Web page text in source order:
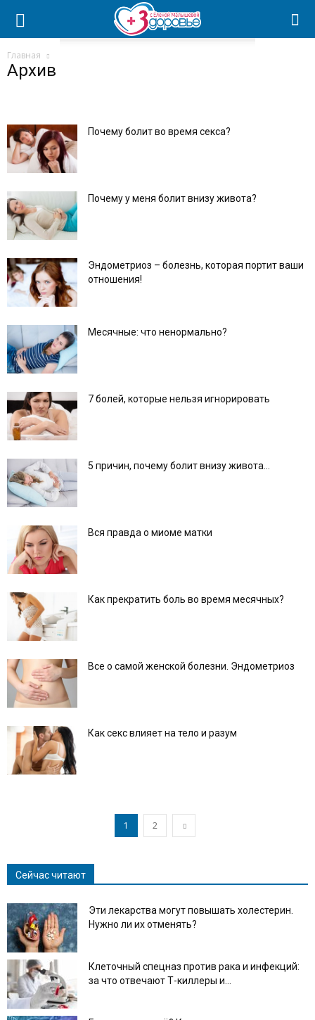
Главная
Архив
Почему болит во время секса?
Почему у меня болит внизу живота?
Эндометриоз – болезнь, которая портит ваши
отношения!
Месячные: что ненормально?
7 болей, которые нельзя игнорировать
5 причин, почему болит внизу живота…
Вся правда о миоме матки
Как прекратить боль во время месячных?
Все о самой женской болезни. Эндометриоз
Как секс влияет на тело и разум
1 2
Сейчас читают
Эти лекарства могут повышать холестерин.
Нужно ли их отменять?
Клеточный спецназ против рака и инфекций:
за что отвечают Т-киллеры и...